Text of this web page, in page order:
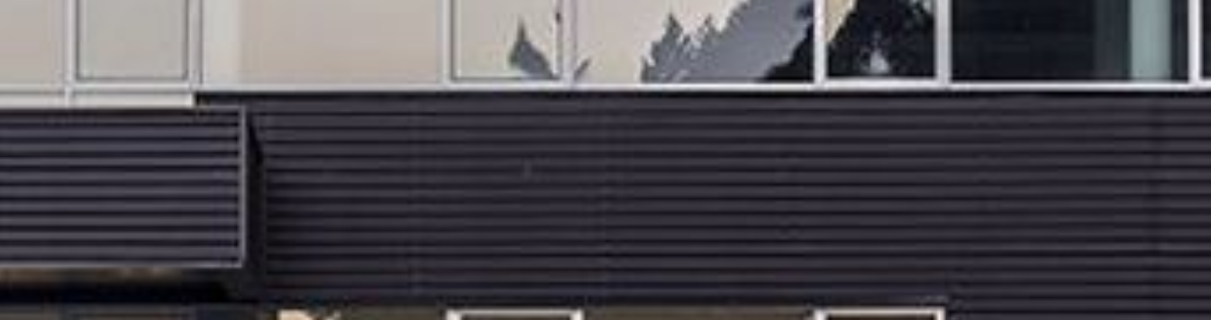
RIZZOLI
CUCINE
Síla ohně utvářená vášní
a technologií
VÝROBKY
KATALOGY
NÁSTROJE
NOVINKY
MEDIA
KONTAKTY
klientská sekce